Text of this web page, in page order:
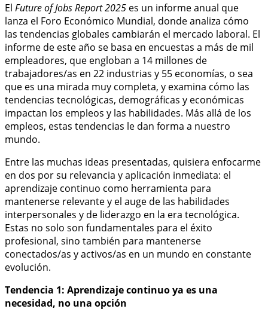
El Future of Jobs Report 2025 es un informe anual que
lanza el Foro Económico Mundial, donde analiza cómo
las tendencias globales cambiarán el mercado laboral. El
informe de este año se basa en encuestas a más de mil
empleadores, que engloban a 14 millones de
trabajadores/as en 22 industrias y 55 economías, o sea
que es una mirada muy completa, y examina cómo las
tendencias tecnológicas, demográficas y económicas
impactan los empleos y las habilidades. Más allá de los
empleos, estas tendencias le dan forma a nuestro
mundo.
Entre las muchas ideas presentadas, quisiera enfocarme
en dos por su relevancia y aplicación inmediata: el
aprendizaje continuo como herramienta para
mantenerse relevante y el auge de las habilidades
interpersonales y de liderazgo en la era tecnológica.
Estas no solo son fundamentales para el éxito
profesional, sino también para mantenerse
conectados/as y activos/as en un mundo en constante
evolución.
Tendencia 1: Aprendizaje continuo ya es una
necesidad, no una opción